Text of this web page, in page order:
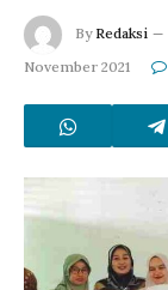
By Redaksi
November 2021